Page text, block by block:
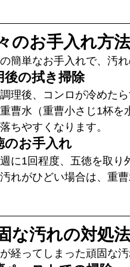
のお手入れ方法
簡単なお手入れで、汚
後の拭き掃除
調理後、コンロが冷めた
重曹水（重曹小さじ1杯を
落ちやすくなります。
のお手入れ
週に1回程度、五徳を取り
汚れがひどい場合は、重
な汚れの対処法
経ってしまった頑固な